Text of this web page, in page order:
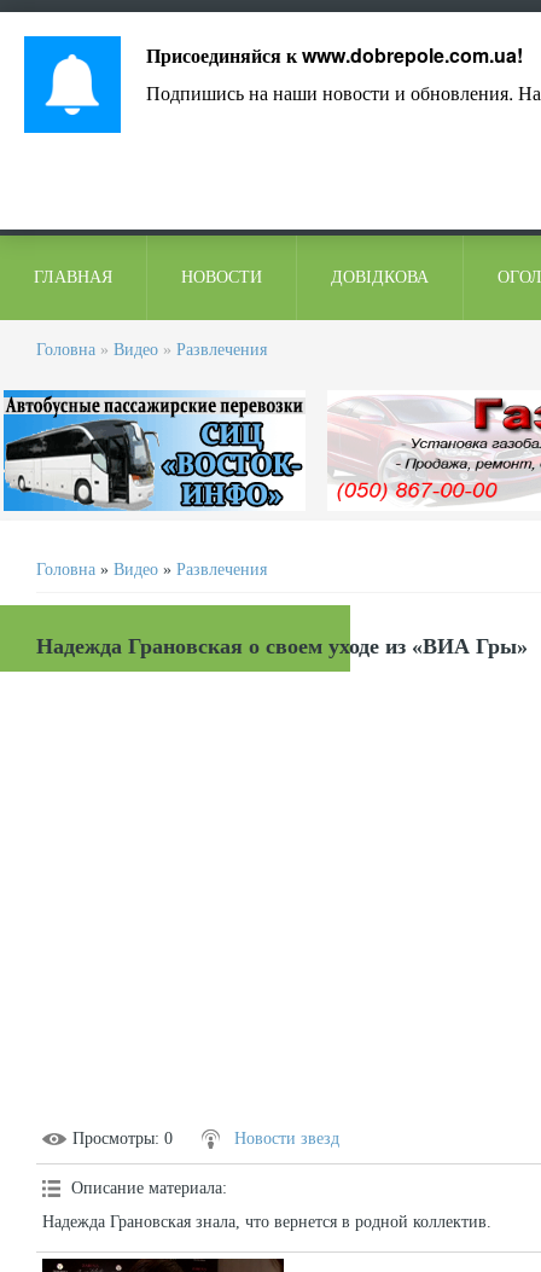
ГЛАВНАЯ НОВОСТИ ДОВІДКОВА
Головна » Видео » Развлечения
Головна » Видео » Развлечения
Надежда Грановская о своем уходе из «ВИА Гры»
Просмотры: 0 Новости звезд
Описание материала:
Надежда Грановская знала, что вернется в родной коллектив.
Присоединяйся кwww.dobrepole.com.ua!
Подпишись на наши новости и обновления.